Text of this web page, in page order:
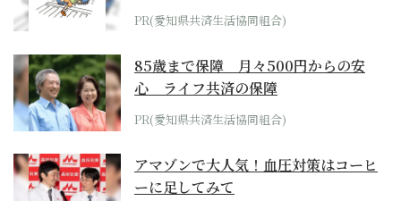
PR(愛知県共済生活協同組合)
85歳まで保障 月々500円からの安
心 ライフ共済の保障
PR(愛知県共済生活協同組合)
アマゾンで大人気！血圧対策はコーヒ
ーに足してみて